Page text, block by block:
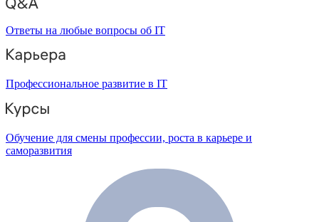
Ответы на любые вопросы об IT
Профессиональное развитие в IT
Обучение для смены профессии, роста в карьере и
саморазвития